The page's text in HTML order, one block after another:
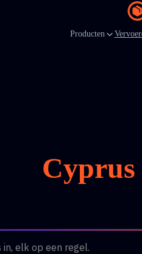
Producten
Cyprus
elk op een regel.